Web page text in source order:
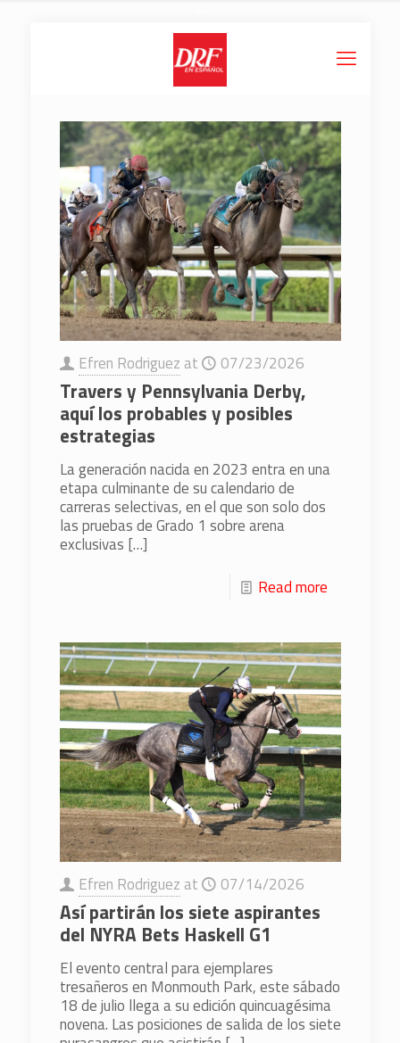
Efren Rodriguez at 07/23/2026
Travers y Pennsylvania Derby,
aquí los probables y posibles
estrategias
La generación nacida en 2023 entra en una
etapa culminante de su calendario de
carreras selectivas, en el que son solo dos
las pruebas de Grado 1 sobre arena
exclusivas […]
Read more
Efren Rodriguez at 07/14/2026
Así partirán los siete aspirantes
del NYRA Bets Haskell G1
El evento central para ejemplares
tresañeros en Monmouth Park, este sábado
18 de julio llega a su edición quincuagésima
novena. Las posiciones de salida de los siete